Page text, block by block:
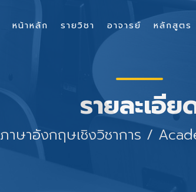
รายละเอีย
ภาษาอังกฤษเชิงวิชาการ /
หน้าหลัก รายวิชา อาจารย์ หลักสูตร